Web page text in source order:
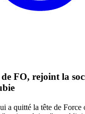
FO, rejoint la
a quitté la tête de